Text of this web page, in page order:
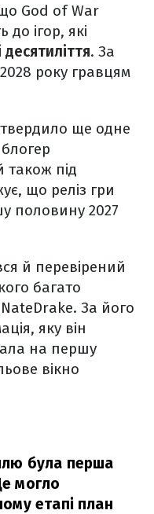
God of War
ігор, які
десятиліття. За
року гравцям
ще одне
також під
що реліз гри
половину 2027
й перевірений
багато
За його
яку він
на першу
вікно
була перша
могло
етапі план